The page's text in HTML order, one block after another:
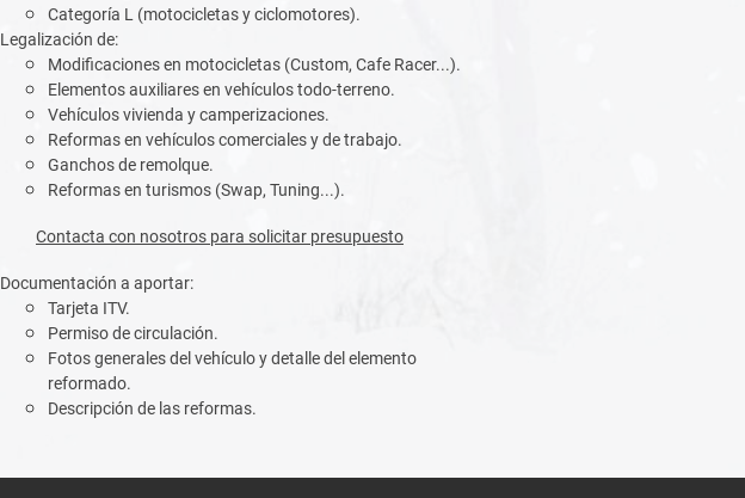
Categoría L (motocicletas y ciclomotores).
Legalización de:
Modificaciones en motocicletas (Custom, Cafe Racer...).
Elementos auxiliares en vehículos todo-terreno.
Vehículos vivienda y camperizaciones.
Reformas en vehículos comerciales y de trabajo.
Ganchos de remolque.
Reformas en turismos (Swap, Tuning...).
Contacta con nosotros para solicitar presupuesto
Documentación a aportar:
Tarjeta ITV.
Permiso de circulación.
Fotos generales del vehículo y detalle del elemento
reformado.
Descripción de las reformas.